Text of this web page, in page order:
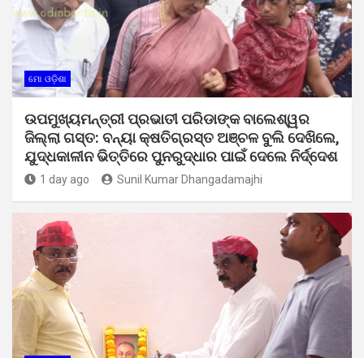
ମୋ ଓଡ଼ିଶା
ଉପମୁଖ୍ୟମନ୍ତ୍ରୀ ପ୍ରଭାତୀ ପରିଡାଙ୍କ ବାଲେଶ୍ୱର
ଜିଲ୍ଲା ଗସ୍ତ: ବନ୍ୟା କ୍ଷତିଗ୍ରସ୍ତ ଅଞ୍ଚଳ ବୁଲି ଦେଖିଲେ,
ଯୁଦ୍ଧକାଳୀନ ଭିତ୍ତିରେ ପୁନରୁଦ୍ଧାର ପାଇଁ ଦେଲେ ନିର୍ଦ୍ଦେଶ
1 day ago Sunil Kumar Dhangadamajhi